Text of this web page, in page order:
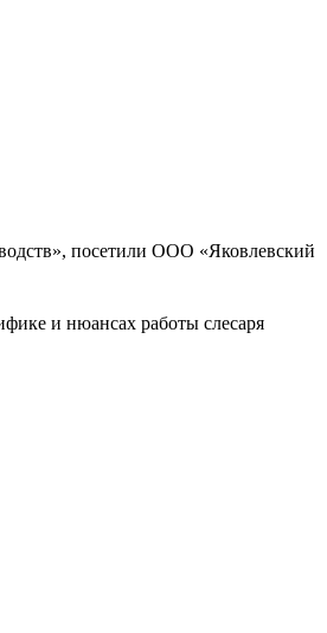
посетили ООО «Яковлевский
и нюансах работы слесаря